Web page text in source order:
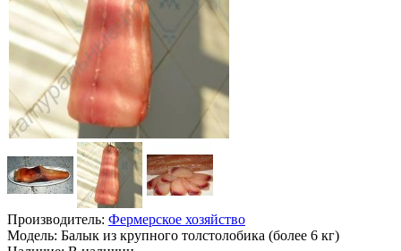
Производитель: Фермерское хозяйство
Модель: Балык из крупного толстолобика (более 6 кг)